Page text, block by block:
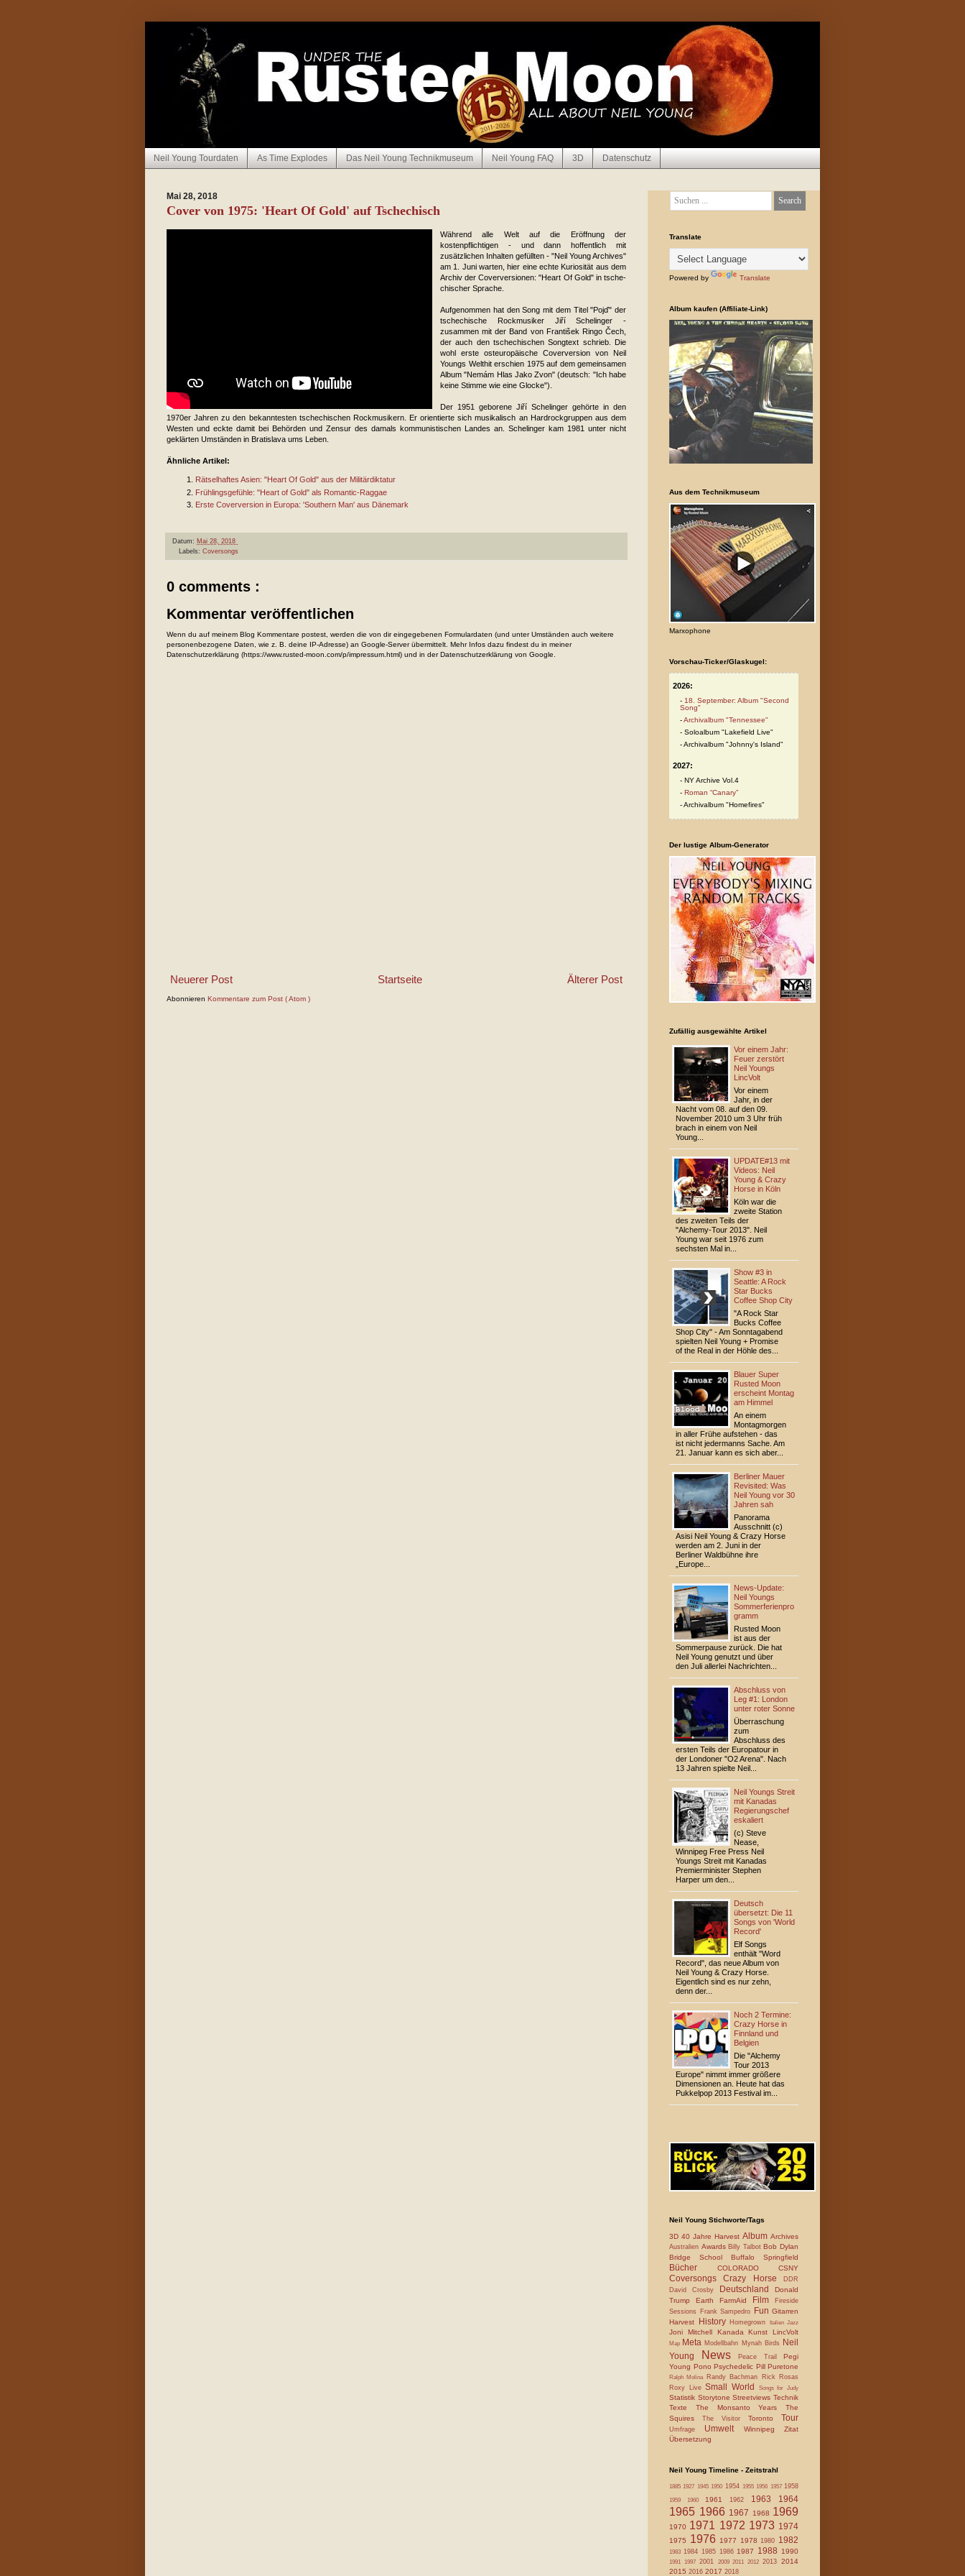
Neil Young Tourdaten As Time Explodes Das Neil Young Technikmuseum Neil Young FAQ 3D Datenschutz
Mai 28, 2018
Cover von 1975: 'Heart Of Gold' auf Tschechisch
Während alle Welt auf die Eröffnung der
kostenpflichtigen - und dann hoffentlich mit
zusätzlichen Inhalten gefüllten - "Neil Young Archives"
am 1. Juni warten, hier eine echte Kuriosität aus dem
Archiv der Cover­versionen: "Heart Of Gold" in tsche­
chi­scher Sprache.
Aufgenommen hat den Song mit dem Titel "Pojď" der
tschechische Rockmusiker Jiří Schelinger -
zusammen mit der Band von František Ringo Čech,
der auch den tschechischen Songtext schrieb. Die
wohl erste osteuropäische Coverversion von Neil
Youngs Welthit erschien 1975 auf dem gemeinsamen
Album "Nemám Hlas Jako Zvon" (deutsch: "Ich habe
keine Stimme wie eine Glocke").
Der 1951 geborene Jiří Schelinger gehörte in den
1970er Jahren zu den bekanntesten tschechischen Rockmusikern. Er orientierte sich musikalisch an Hardrockgruppen aus dem
Westen und eckte damit bei Behörden und Zensur des damals kommunistischen Landes an. Schelinger kam 1981 unter nicht
geklärten Umständen in Bratislava ums Leben.
Ähnliche Artikel:
Rätselhaftes Asien: "Heart Of Gold" aus der Militärdiktatur
Frühlingsgefühle: "Heart of Gold" als Romantic-Raggae
Erste Coverversion in Europa: 'Southern Man' aus Dänemark
Datum: Mai 28, 2018
Labels: Coversongs
0 comments :
Kommentar veröffentlichen
Wenn du auf meinem Blog Kommentare postest, werden die von dir eingegebenen Formulardaten (und unter Umständen auch weitere
personenbezogene Daten, wie z. B. deine IP-Adresse) an Google-Server übermittelt. Mehr Infos dazu findest du in meiner
Datenschutzerklärung (https://www.rusted-moon.com/p/impressum.html) und in der Datenschutzerklärung von Google.
Neuerer Post Älterer Post
Startseite
Abonnieren Kommentare zum Post ( Atom )
Translate
Powered by Translate
Album kaufen (Affiliate-Link)
Aus dem Technikmuseum
Marxophone
Vorschau-Ticker/Glaskugel:
2026:
18. September: Album "Second
Song"
Archivalbum "Tennessee"
Soloalbum "Lakefield Live"
Archivalbum "Johnny's Island"
2027:
NY Archive Vol.4
Roman “Canary”
Archivalbum "Homefires"
Der lustige Album-Generator
Zufällig ausgewählte Artikel
Vor einem Jahr:
Feuer zerstört
Neil Youngs
LincVolt
Vor einem
Jahr, in der
Nacht vom 08. auf den 09.
November 2010 um 3 Uhr früh
brach in einem von Neil
Young...
UPDATE#13 mit
Videos: Neil
Young & Crazy
Horse in Köln
Köln war die
zweite Station
des zweiten Teils der
"Alchemy-Tour 2013". Neil
Young war seit 1976 zum
sechsten Mal in...
Show #3 in
Seattle: A Rock
Star Bucks
Coffee Shop City
"A Rock Star
Bucks Coffee
Shop City" - Am Sonntagabend
spielten Neil Young + Promise
of the Real in der Höhle des...
Blauer Super
Rusted Moon
erscheint Montag
am Himmel
An einem
Montagmorgen
in aller Frühe aufstehen - das
ist nicht jedermanns Sache. Am
21. Januar kann es sich aber...
Berliner Mauer
Revisited: Was
Neil Young vor 30
Jahren sah
Panorama
Ausschnitt (c)
Asisi Neil Young & Crazy Horse
werden am 2. Juni in der
Berliner Waldbühne ihre
„Europe...
News-Update:
Neil Youngs
Sommerferienpro
gramm
Rusted Moon
ist aus der
Sommerpause zurück. Die hat
Neil Young genutzt und über
den Juli allerlei Nachrichten...
Abschluss von
Leg #1: London
unter roter Sonne
Überraschung
zum
Abschluss des
ersten Teils der Europatour in
der Londoner "O2 Arena". Nach
13 Jahren spielte Neil...
Neil Youngs Streit
mit Kanadas
Regierungschef
eskaliert
(c) Steve
Nease,
Winnipeg Free Press Neil
Youngs Streit mit Kanadas
Premierminister Stephen
Harper um den...
Deutsch
übersetzt: Die 11
Songs von 'World
Record'
Elf Songs
enthält "Word
Record", das neue Album von
Neil Young & Crazy Horse.
Eigentlich sind es nur zehn,
denn der...
Noch 2 Termine:
Crazy Horse in
Finnland und
Belgien
Die "Alchemy
Tour 2013
Europe" nimmt immer größere
Dimensionen an. Heute hat das
Pukkelpop 2013 Festival im...
Neil Young Stichworte/Tags
3D 40 Jahre Harvest Album Archives
Australien Awards Billy Talbot Bob Dylan
Bridge School Buffalo Springfield
Bücher COLORADO CSNY
CoversongsCrazy HorseDDR
David Crosby
Deutschland
Donald
Trump Earth FarmAid Film
Fireside
Sessions
Frank Sampedro Fun Gitarren
Harvest
History Homegrown Italien Jazz
Joni Mitchell Kanada Kunst LincVolt
Map MetaModellbahn Mynah Birds
Neil
Young
News Peace Trail Pegi
Young Pono Psychedelic Pill Puretone
Ralph Molina Randy Bachman
Rick Rosas
Roxy LiveSmall World Songs for Judy
Statistik StorytoneStreetviewsTechnik
Texte The Monsanto Years The
Squires The Visitor Toronto Tour
Umfrage Umwelt WinnipegZitat
Übersetzung
Neil Young Timeline - Zeitstrahl
18851927 19451950 1954 19551956 1957 1958
1959 1960 1961 1962 1963 1964
1965 1966 1967 1968 1969
1970 1971 1972 1973 1974
1975 1976 1977 19781980 1982
1983 1984 1985 19861987 19881990
1991 1997 2001 20092011201220132014
2015 2016 2017 2018